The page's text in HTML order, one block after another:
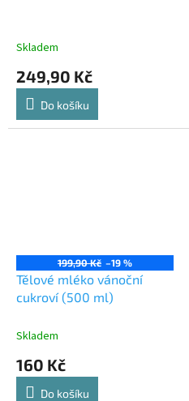
Skladem
249,90 Kč
Do košíku
199,90 Kč –19 %
Tělové mléko vánoční
cukroví (500 ml)
Skladem
160 Kč
Do košíku